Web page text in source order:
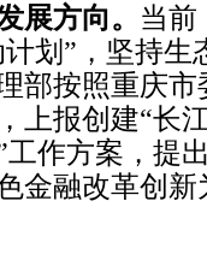
展方向。 当前
划”，坚持生
部按照重庆
上报创建“长
作方案，提
金融改革创